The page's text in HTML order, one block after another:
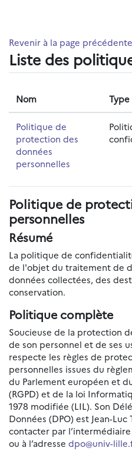
Revenir à la page précédente
Liste des
Nom Type
Politique de
protection des
données
personnelles
Politique de
personnelles
Résumé
La politique de
de l'objet du traitement de
données collectées, des
conservation.
Politique complète
Soucieuse de la protection
de son personnel et de ses
respecte les règles de
personnelles issues du
du Parlement européen et
(RGPD) et de la loi
1978 modifiée (LIL). Son
Données (DPO) est Jean-
contacter par
ou à l’adresse dpo@univ-